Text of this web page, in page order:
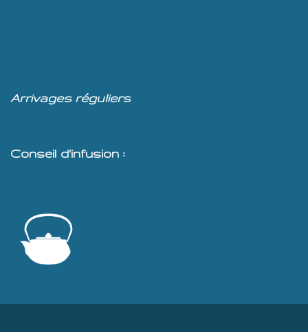
Arrivages réguliers
Conseil d'infusion :